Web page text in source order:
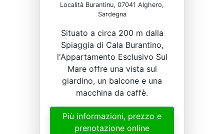
Località Burantinu, 07041 Alghero,
Sardegna
Situato a circa 200 m dalla
Spiaggia di Cala Burantino,
l'Appartamento Esclusivo Sul
Mare offre una vista sul
giardino, un balcone e una
macchina da caffè.
Più informazioni, prezzo e
prenotazione online